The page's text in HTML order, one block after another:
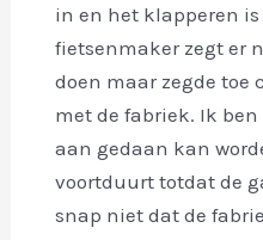
in en het klapperen is
fietsenmaker zegt er
doen maar zegde toe
met de fabriek. Ik
aan gedaan kan
voortduurt totdat de
snap niet dat de